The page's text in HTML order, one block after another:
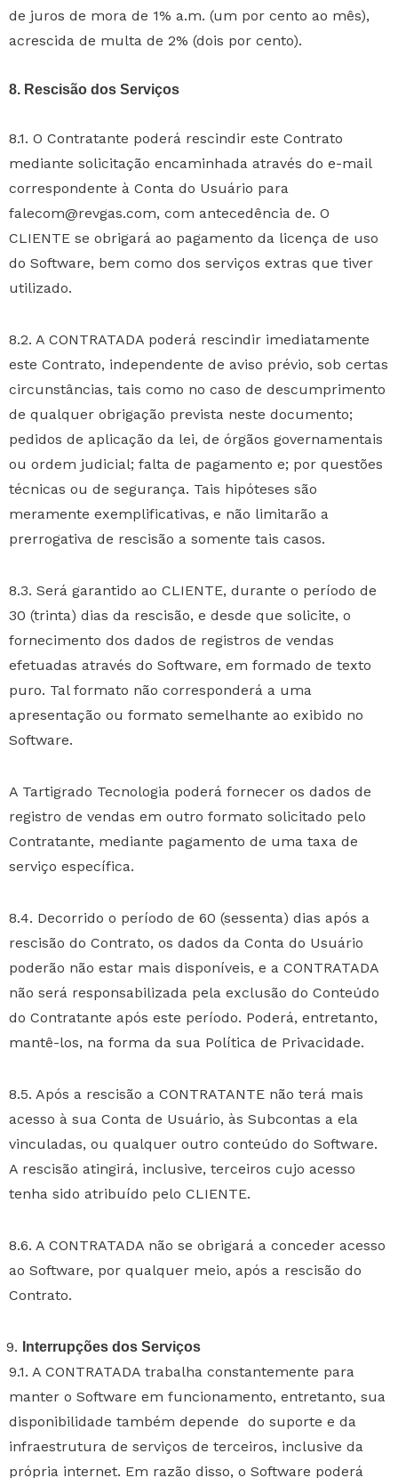
de juros de mora de 1% a.m. (um por cento ao mês),
acrescida de multa de 2% (dois por cento).
8. Rescisão dos Serviços
8.1. O Contratante poderá rescindir este Contrato
mediante solicitação encaminhada através do e-mail
correspondente à Conta do Usuário para
falecom@revgas.com, com antecedência de. O
CLIENTE se obrigará ao pagamento da licença de uso
do Software, bem como dos serviços extras que tiver
utilizado.
8.2. A CONTRATADA poderá rescindir imediatamente
este Contrato, independente de aviso prévio, sob certas
circunstâncias, tais como no caso de descumprimento
de qualquer obrigação prevista neste documento;
pedidos de aplicação da lei, de órgãos governamentais
ou ordem judicial; falta de pagamento e; por questões
técnicas ou de segurança. Tais hipóteses são
meramente exemplificativas, e não limitarão a
prerrogativa de rescisão a somente tais casos.
8.3. Será garantido ao CLIENTE, durante o período de
30 (trinta) dias da rescisão, e desde que solicite, o
fornecimento dos dados de registros de vendas
efetuadas através do Software, em formado de texto
puro. Tal formato não corresponderá a uma
apresentação ou formato semelhante ao exibido no
Software.
A Tartigrado Tecnologia poderá fornecer os dados de
registro de vendas em outro formato solicitado pelo
Contratante, mediante pagamento de uma taxa de
serviço específica.
8.4. Decorrido o período de 60 (sessenta) dias após a
rescisão do Contrato, os dados da Conta do Usuário
poderão não estar mais disponíveis, e a CONTRATADA
não será responsabilizada pela exclusão do Conteúdo
do Contratante após este período. Poderá, entretanto,
mantê-los, na forma da sua Política de Privacidade.
8.5. Após a rescisão a CONTRATANTE não terá mais
acesso à sua Conta de Usuário, às Subcontas a ela
vinculadas, ou qualquer outro conteúdo do Software.
A rescisão atingirá, inclusive, terceiros cujo acesso
tenha sido atribuído pelo CLIENTE.
8.6. A CONTRATADA não se obrigará a conceder acesso
ao Software, por qualquer meio, após a rescisão do
Contrato.
Interrupções dos Serviços
9.1. A CONTRATADA trabalha constantemente para
manter o Software em funcionamento, entretanto, sua
disponibilidade também depende do suporte e da
infraestrutura de serviços de terceiros, inclusive da
própria internet. Em razão disso, o Software poderá